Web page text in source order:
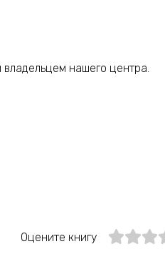
нашего центра.
Оцените книгу